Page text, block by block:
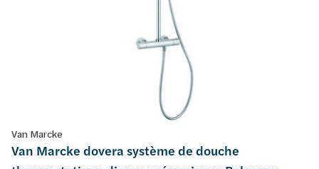
Van Marcke
Van Marcke dovera système de douche